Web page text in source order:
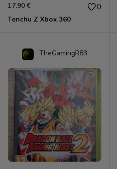
17.90 € 0
Tenchu Z Xbox 360
TheGamingR83